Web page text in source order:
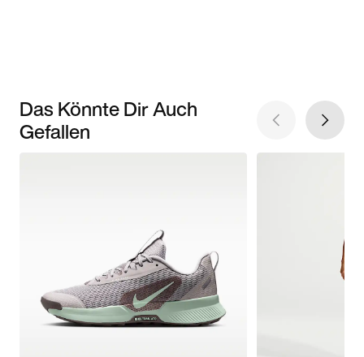
Das Könnte Dir Auch
Gefallen